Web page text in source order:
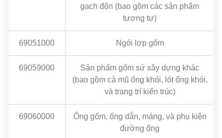
gạch độn (bao gồm các sản phẩm
tương tự)
69051000 Ngói lợp gốm
69059000
Sản phẩm gốm sứ xây dựng khác
(bao gồm cả mũ ống khói, lót ống khói,
và trang trí kiến ​​trúc)
69060000
Ống gốm, ống dẫn, máng, và phụ kiện
đường ống